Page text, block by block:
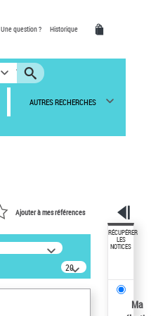
Une question ? Historique
AUTRES RECHERCHES
Ajouter à mes références
20
résultats/page
RÉCUPÉRER
LES
NOTICES
Ma